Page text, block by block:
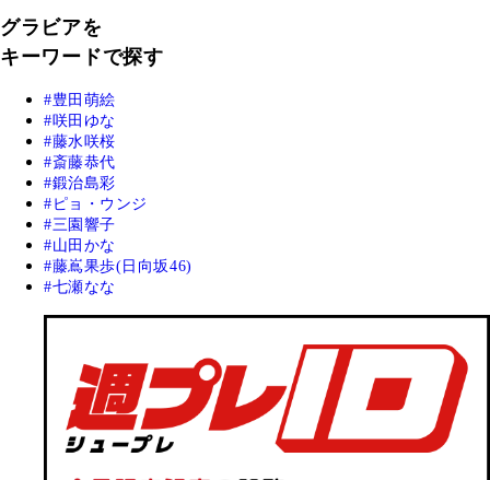
グラビアを
キーワードで探す
豊田萌絵
咲田ゆな
藤水咲桜
斎藤恭代
鍛治島彩
ピョ・ウンジ
三園響子
山田かな
藤嶌果歩(日向坂46)
七瀬なな